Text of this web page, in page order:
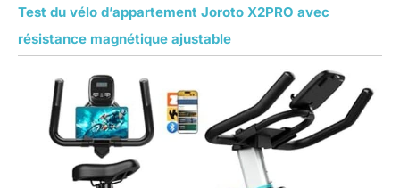
Test du vélo d’appartement Joroto X2PRO avec
résistance magnétique ajustable